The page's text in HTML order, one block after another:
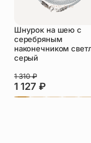
Ирина
26.06.2026
Очень
Шнурок на шею с
серебряным
наконечником
серый
1 127 ₽
1 310₽